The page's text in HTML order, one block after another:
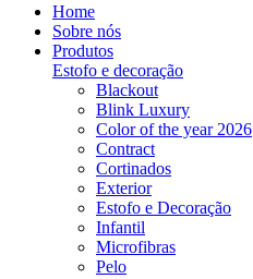
Home
Sobre nós
Produtos
Estofo e decoração
Blackout
Blink Luxury
Color of the year 2026
Contract
Cortinados
Exterior
Estofo e Decoração
Infantil
Microfibras
Pelo